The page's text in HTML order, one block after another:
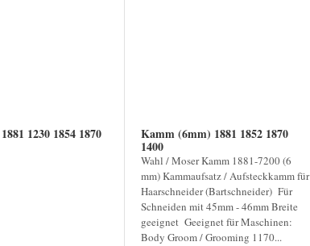
1230 1854 1870 Kamm (6mm) 1881 1852 1870
1400
Wahl / Moser Kamm 1881-7200 (6
mm) Kammaufsatz / Aufsteckkamm für
Haarschneider (Bartschneider) Für
Schneiden mit 45mm - 46mm Breite
geeignet Geeignet für Maschinen:
Body Groom / Grooming 1170...